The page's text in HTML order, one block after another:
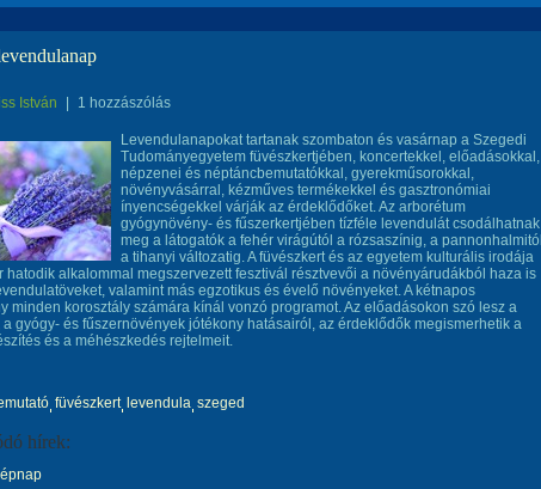
István 1 hozzászólás
Levendulanapokat tartanak szombaton és vasárnap a Szegedi
Tudományegyetem füvészkertjében, koncertekkel, előadásokkal,
népzenei és néptáncbemutatókkal, gyerekműsorokkal,
növényvásárral, kézműves termékekkel és gasztronómiai
ínyencségekkel várják az érdeklődőket.Az arborétum
gyógynövény- és fűszerkertjében tízféle levendulát csodálhatnak
meg a látogatók a fehér virágútól a rózsaszínig, a pannonhalmitól
a tihanyi változatig. A füvészkert és az egyetem kulturális irodája
hatodik alkalommal megszervezett fesztivál résztvevői a növényárudákból haza is
valamint más egzotikus és évelő növényeket.A kétnapos
minden korosztály számára kínál vonzó programot. Az előadásokon szó lesz a
a gyógy- és fűszernövények jótékony hatásairól, az érdeklődők megismerhetik a
és a méhészkedés rejtelmeit.
füvészkert levendula szeged
hírek: